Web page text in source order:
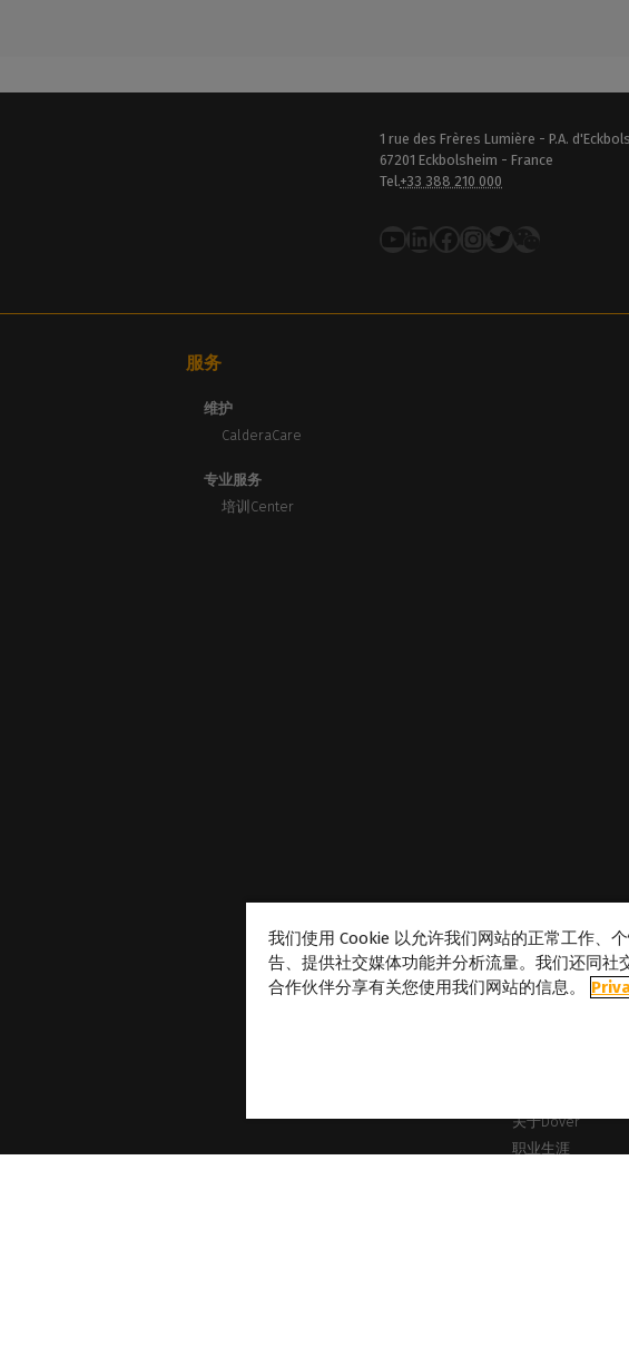
1 rue des Frères Lumière - P.A.
67201 Eckbolsheim - France
Tel.+33 388 210 000
YouTube
LinkedIn
在 Facebook 上Instagram
推特
服务
维护
CalderaCare
专业服务
培训Center
关于Dover
职业生涯
我们使用 Cookie 以允许我们网站的正常工作、
告、提供社交媒体功能并分析流量。我们还同社
合作伙伴分享有关您使用我们网站的信息。